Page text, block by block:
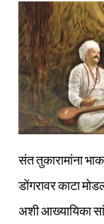
संत तुकारामांना
डोंगरावर काटा
अशी आख्यायिका